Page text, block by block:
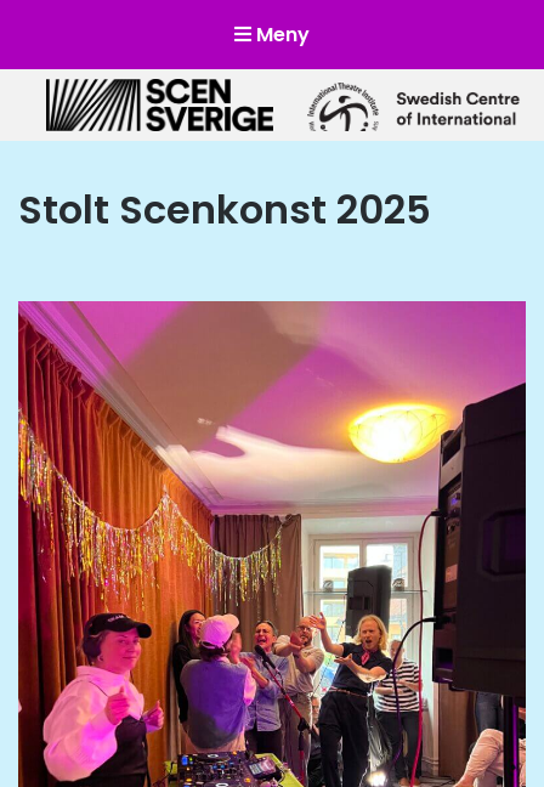
Meny
Scensverige
Mötesplats för svensk och internationell scenkonst
Stolt Scenkonst 2025